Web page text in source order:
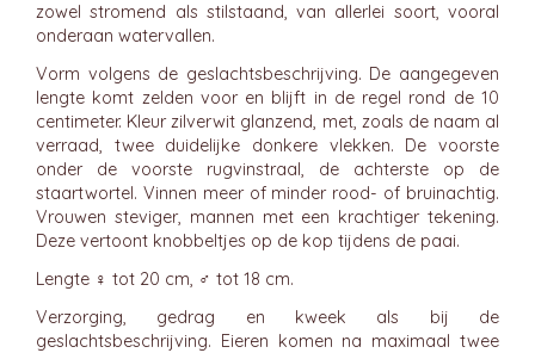
zowel stromend als stilstaand, van allerlei soort, vooral
onderaan watervallen.
Vorm volgens de geslachtsbeschrijving. De aangegeven
lengte komt zelden voor en blijft in de regel rond de 10
centimeter. Kleur zilverwit glanzend, met, zoals de naam al
verraad, twee duidelijke donkere vlekken. De voorste
onder de voorste rugvinstraal, de achterste op de
staartwortel. Vinnen meer of minder rood- of bruinachtig.
Vrouwen steviger, mannen met een krachtiger tekening.
Deze vertoont knobbeltjes op de kop tijdens de paai.
Lengte ♀ tot 20 cm, ♂ tot 18 cm.
Verzorging, gedrag en kweek als bij de
geslachtsbeschrijving. Eieren komen na maximaal twee